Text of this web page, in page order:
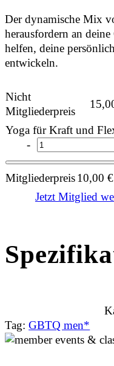
Der dynamische Mix
herausfordern an
helfen, deine
entwickeln.
Nicht
Mitgliederpreis
Yoga für Kraft und
-
Mitgliederpreis10,00€
Jetzt Mitglied
Tag: GBTQ men*